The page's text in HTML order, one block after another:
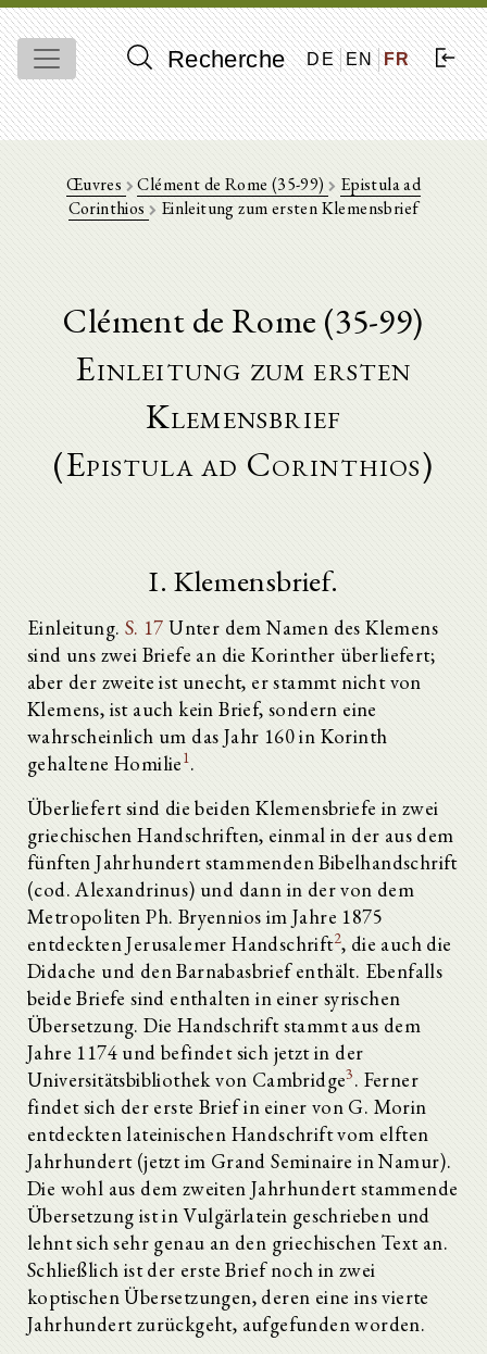
Recherche DE EN FR
Œuvres Clément de Rome (35-99)
Epistula ad
Corinthios
Einleitung zum ersten Klemensbrief
Clément de Rome (35-99)
Einleitung zum ersten
Klemensbrief
(Epistula ad Corinthios)
I. Klemensbrief.
Einleitung. S. 17 Unter dem Namen des Klemens
sind uns zwei Briefe an die Korinther überliefert;
aber der zweite ist unecht, er stammt nicht von
Klemens, ist auch kein Brief, sondern eine
wahrscheinlich um das Jahr 160 in Korinth
gehaltene Homilie1.
Überliefert sind die beiden Klemensbriefe in zwei
griechischen Handschriften, einmal in der aus dem
fünften Jahrhundert stammenden Bibelhandschrift
(cod. Alexandrinus) und dann in der von dem
Metropoliten Ph. Bryennios im Jahre 1875
entdeckten Jerusalemer Handschrift2, die auch die
Didache und den Barnabasbrief enthält. Ebenfalls
beide Briefe sind enthalten in einer syrischen
Übersetzung. Die Handschrift stammt aus dem
Jahre 1174 und befindet sich jetzt in der
Universitätsbibliothek von Cambridge3. Ferner
findet sich der erste Brief in einer von G. Morin
entdeckten lateinischen Handschrift vom elften
Jahrhundert (jetzt im Grand Seminaire in Namur).
Die wohl aus dem zweiten Jahrhundert stammende
Übersetzung ist in Vulgärlatein geschrieben und
lehnt sich sehr genau an den griechischen Text an.
Schließlich ist der erste Brief noch in zwei
koptischen Übersetzungen, deren eine ins vierte
Jahrhundert zurückgeht, aufgefunden worden.